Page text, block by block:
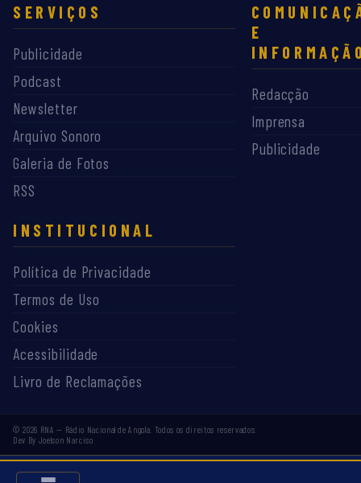
SERVIÇOS
Publicidade
Podcast
Newsletter
Arquivo Sonoro
Galeria de Fotos
RSS
E
Redacção
Imprensa
Publicidade
INSTITUCIONAL
Política de Privacidade
Termos de Uso
Cookies
Acessibilidade
Livro de Reclamações
©2026 RNA — Rádio Nacional de Angola. Todos os direitos reservados.
Dev By Joelson Narciso